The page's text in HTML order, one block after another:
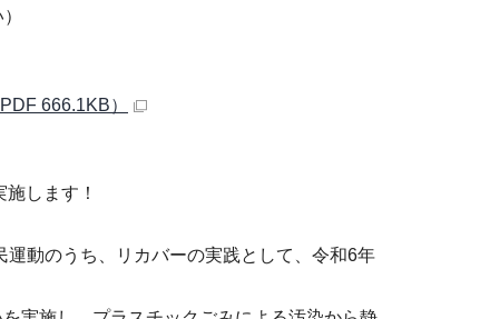
666.1KB）
します！
動のうち、リカバーの実践として、令和6年